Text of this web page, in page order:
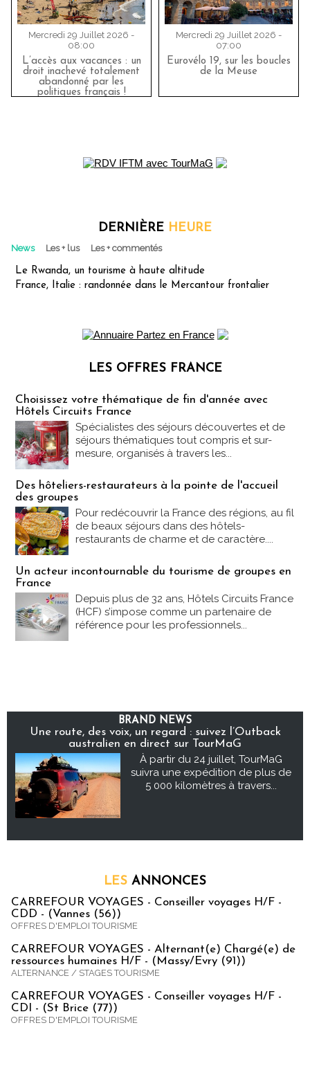
Mercredi 29 Juillet 2026 -
08:00
L’accès aux vacances : un
droit inachevé totalement
abandonné par les
politiques français !
Mercredi 29 Juillet 2026 -
07:00
Eurovélo 19, sur les boucles
de la Meuse
DERNIÈRE HEURE
News Les + lus Les + commentés
Le Rwanda, un tourisme à haute altitude
France, Italie : randonnée dans le Mercantour frontalier
LES OFFRES FRANCE
Choisissez votre thématique de fin d'année avec
Hôtels Circuits France
Spécialistes des séjours découvertes et de
séjours thématiques tout compris et sur-
mesure, organisés à travers les...
Des hôteliers-restaurateurs à la pointe de l'accueil
des groupes
Pour redécouvrir la France des régions, au fil
de beaux séjours dans des hôtels-
restaurants de charme et de caractère....
Un acteur incontournable du tourisme de groupes en
France
Depuis plus de 32 ans, Hôtels Circuits France
(HCF) s’impose comme un partenaire de
référence pour les professionnels...
BRAND NEWS
Une route, des voix, un regard : suivez l’Outback
australien en direct sur TourMaG
À partir du 24 juillet, TourMaG
suivra une expédition de plus de
5 000 kilomètres à travers...
LES ANNONCES
CARREFOUR VOYAGES - Conseiller voyages H/F -
CDD - (Vannes (56))
OFFRES D'EMPLOI TOURISME
CARREFOUR VOYAGES - Alternant(e) Chargé(e) de
ressources humaines H/F - (Massy/Evry (91))
ALTERNANCE / STAGES TOURISME
CARREFOUR VOYAGES - Conseiller voyages H/F -
CDI - (St Brice (77))
OFFRES D'EMPLOI TOURISME